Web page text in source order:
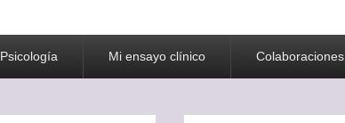
Psicología Mi ensayo clínico Colaboraciones